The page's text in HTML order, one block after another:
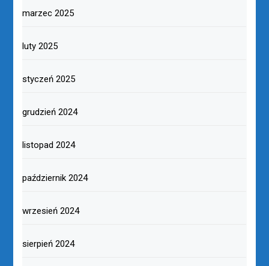
marzec 2025
luty 2025
styczeń 2025
grudzień 2024
listopad 2024
październik 2024
wrzesień 2024
sierpień 2024